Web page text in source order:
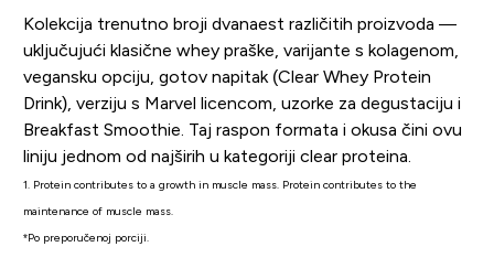
Kolekcija trenutno broji dvanaest različitih proizvoda —
uključujući klasične whey praške, varijante s kolagenom,
vegansku opciju, gotov napitak (Clear Whey Protein
Drink), verziju s Marvel licencom, uzorke za degustaciju i
Breakfast Smoothie. Taj raspon formata i okusa čini ovu
liniju jednom od najširih u kategoriji clear proteina.
1. Protein contributes to a growth in muscle mass. Protein contributes to the
maintenance of muscle mass.
*Po preporučenoj porciji.